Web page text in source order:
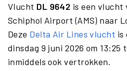
Vlucht DL 9642 is een vlucht
Schiphol Airport (AMS) naar
Deze Delta Air Lines vlucht is
dinsdag 9 juni 2026 om
inmiddels ook vertrokken.